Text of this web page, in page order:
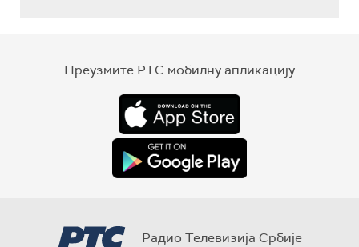
Преузмите РТС мобилну апликацију
Радио Телевизија Србије